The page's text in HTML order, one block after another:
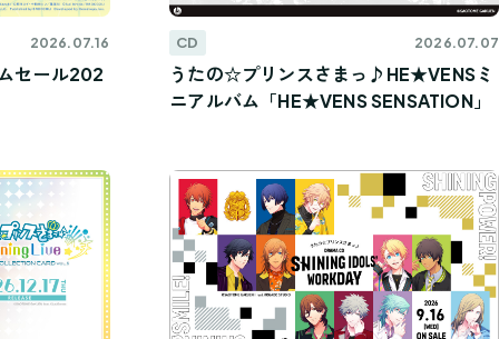
2026.07.16
セール202
CD 2026.07.07
うたの☆プリンスさまっ♪HE★VENSミ
ニアルバム「HE★VENS SENSATION」